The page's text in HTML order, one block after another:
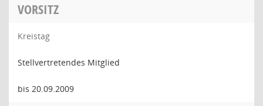
VORSITZ
Kreistag
Stellvertretendes Mitglied
bis 20.09.2009